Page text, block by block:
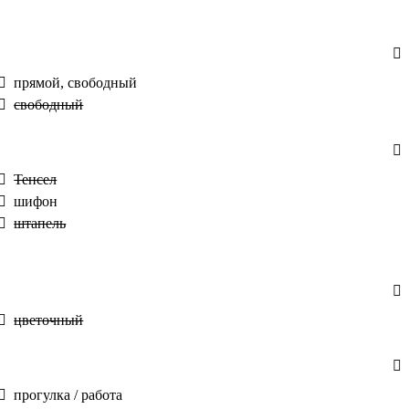
прямой, свободный
свободный
Тенсел
шифон
штапель
цветочный
прогулка / работа